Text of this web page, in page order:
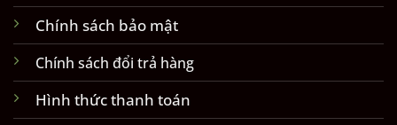
Chính sách bảo mật
Chính sách đổi trả hàng
Hình thức thanh toán